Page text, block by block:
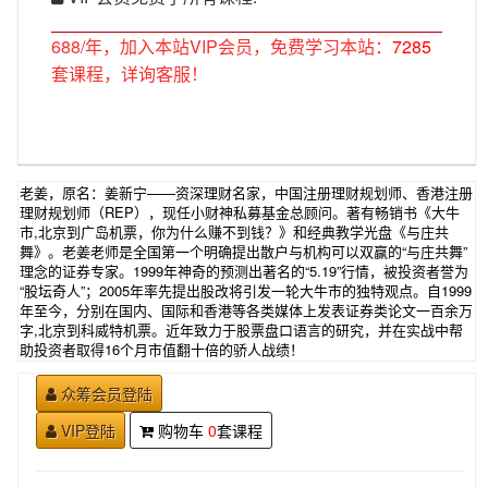
688/年，加入本站VIP会员，免费学习本站： 7285
套课程，详询客服！
老姜，原名：姜新宁——资深理财名家，中国注册理财规划师、香港注册
理财规划师（REP），现任小财神私募基金总顾问。著有畅销书《大牛
市,北京到广岛机票，你为什么赚不到钱？》和经典教学光盘《与庄共
舞》。老姜老师是全国第一个明确提出散户与机构可以双赢的“与庄共舞”
理念的证券专家。1999年神奇的预测出著名的“5.19”行情，被投资者誉为
“股坛奇人”；2005年率先提出股改将引发一轮大牛市的独特观点。自1999
年至今，分别在国内、国际和香港等各类媒体上发表证券类论文一百余万
字,北京到科威特机票。近年致力于股票盘口语言的研究，并在实战中帮
助投资者取得16个月市值翻十倍的骄人战绩！
众筹会员登陆
VIP登陆
购物车 0套课程